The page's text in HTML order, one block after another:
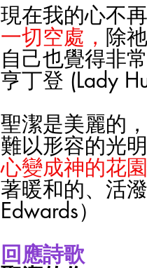
現在我的心不
一切空處， 除
自己也覺得非
亨丁登 (Lady
聖潔是美麗的
難以形容的光
心變成神的花園
著暖和的、活
Edwards）
回應詩歌